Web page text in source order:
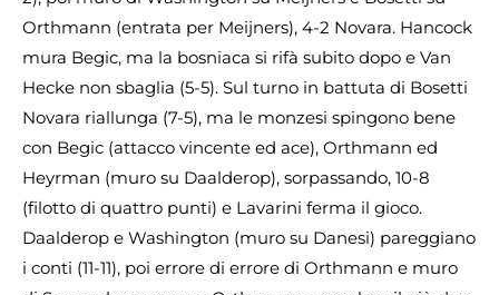
Orthmann (entrata per Meijners), 4-2 Novara. Hancock
mura Begic, ma la bosniaca si rifà subito dopo e Van
Hecke non sbaglia (5-5). Sul turno in battuta di Bosetti
Novara riallunga (7-5), ma le monzesi spingono bene
con Begic (attacco vincente ed ace), Orthmann ed
Heyrman (muro su Daalderop), sorpassando, 10-8
(filotto di quattro punti) e Lavarini ferma il gioco.
Daalderop e Washington (muro su Danesi) pareggiano
i conti (11-11), poi errore di errore di Orthmann e muro